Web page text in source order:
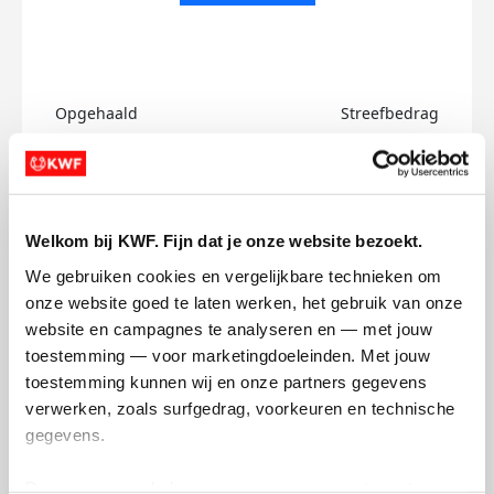
Welkom bij KWF. Fijn dat je onze website bezoekt.
We gebruiken cookies en vergelijkbare technieken om
onze website goed te laten werken, het gebruik van onze
website en campagnes te analyseren en — met jouw
toestemming — voor marketingdoeleinden. Met jouw
toestemming kunnen wij en onze partners gegevens
verwerken, zoals surfgedrag, voorkeuren en technische
gegevens.
Opgehaald Streefbedrag
Justine's badges